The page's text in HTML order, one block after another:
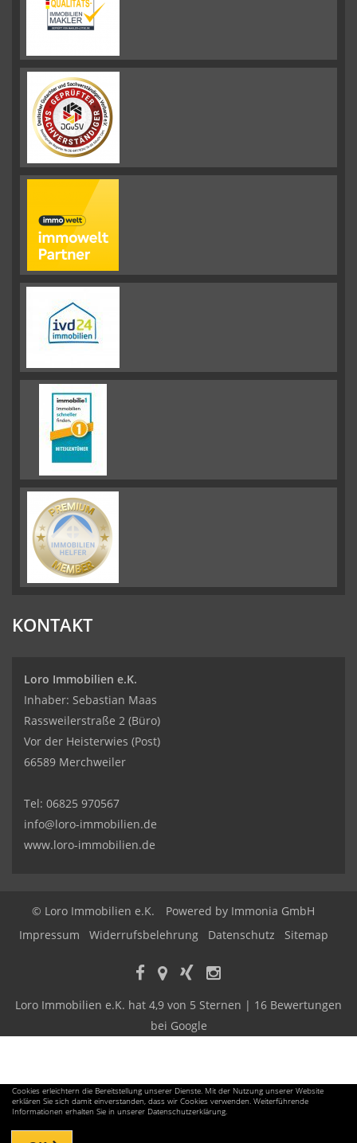
Cookies erleichtern die Bereitstellung unserer Dienste. Mit der Nutzung unserer Website
erklären Sie sich damit einverstanden, dass wir Cookies verwenden. Weiterführende
Informationen erhalten Sie in unserer Datenschutzerklärung.
KONTAKT
Loro Immobilien e.K.
Inhaber: Sebastian Maas
Rassweilerstraße 2 (Büro)
Vor der Heisterwies (Post)
66589 Merchweiler
Tel: 06825 970567
info@loro-immobilien.de
www.loro-immobilien.de
© Loro Immobilien e.K.
Powered by Immonia GmbH
Impressum
Widerrufsbelehrung Datenschutz Sitemap
Loro Immobilien e.K. hat 4,9 von 5 Sternen | 16 Bewertungen
bei Google